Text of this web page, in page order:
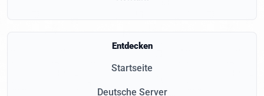
Entdecken
Startseite
Deutsche Server